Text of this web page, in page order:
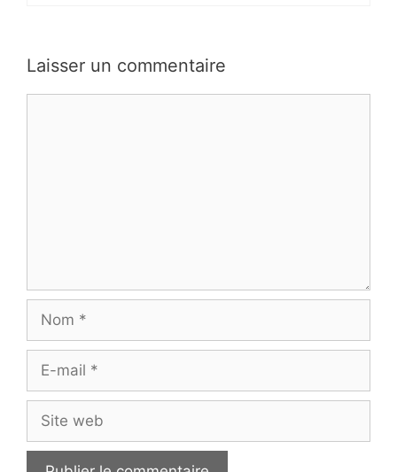
Laisser un commentaire
Nom
Site
web